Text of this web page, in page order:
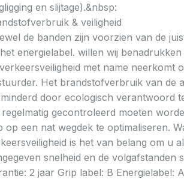
en slijtage).&nbsp:
& veiligheid
de banden zijn voorzien van de
energielabel. willen wij
met name neerkomt
Het brandstofverbruik van de
door ecologisch verantwoord
regelmatig gecontroleerd moeten
op een nat wegdek te optimaliseren.
is het van belang om u
snelheid en de volgafstanden
2 jaar Grip label: B Energielabel: